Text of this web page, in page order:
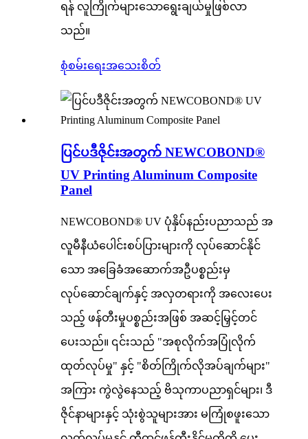
ရန် လူကြိုက်များသောရွေးချယ်မှုဖြစ်လာ
သည်။
စုံစမ်းရေးအသေးစိတ်
ပြင်ပဒီဇိုင်းအတွက် NEWCOBOND®
UV Printing Aluminum Composite
Panel
NEWCOBOND® UV ပုံနှိပ်နည်းပညာသည် အ
လူမီနီယံပေါင်းစပ်ပြားများကို လုပ်ဆောင်နိုင်
သော အခြေခံအဆောက်အဦပစ္စည်းမှ
လုပ်ဆောင်ချက်နှင့် အလှတရားကို အလေးပေး
သည့် ဖန်တီးမှုပစ္စည်းအဖြစ် အဆင့်မြှင့်တင်
ပေးသည်။ ၎င်းသည် "အစုလိုက်အပြုံလိုက်
ထုတ်လုပ်မှု" နှင့် "စိတ်ကြိုက်လိုအပ်ချက်များ"
အကြား ကွဲလွဲနေသည့် ဗိသုကာပညာရှင်များ၊ ဒီ
ဇိုင်နာများနှင့် သုံးစွဲသူများအား မကြုံစဖူးသော